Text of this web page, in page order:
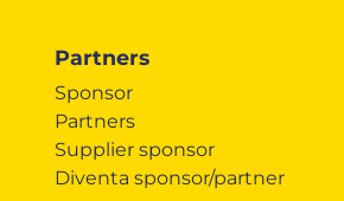
Partners
Sponsor
Partners
Supplier sponsor
Diventa sponsor/partner